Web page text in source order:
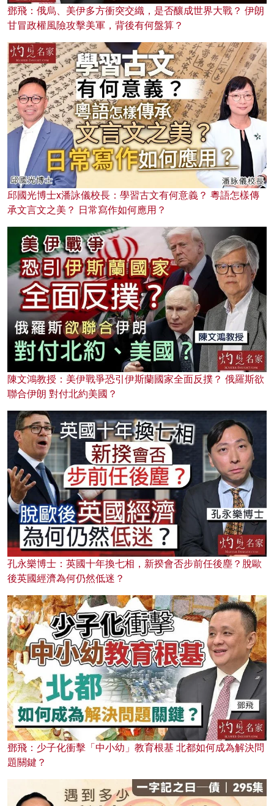
鄧飛：俄烏、美伊多方衝突交織，是否釀成世界大戰？ 伊朗
甘冒政權風險攻擊美軍，背後有何盤算？
邱國光博士x潘詠儀校長：學習古文有何意義？ 粵語怎樣傳
承文言文之美？ 日常寫作如何應用？
陳文鴻教授：美伊戰爭恐引伊斯蘭國家全面反撲？ 俄羅斯欲
聯合伊朗 對付北約美國？
孔永樂博士：英國十年換七相，新揆會否步前任後塵？脫歐
後英國經濟為何仍然低迷？
鄧飛：少子化衝擊「中小幼」教育根基 北都如何成為解決問
題關鍵？